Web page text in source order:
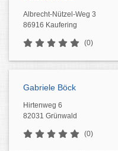
Albrecht-Nützel-Weg 3
86916 Kaufering
(0)
Gabriele Böck
Hirtenweg 6
82031 Grünwald
(0)